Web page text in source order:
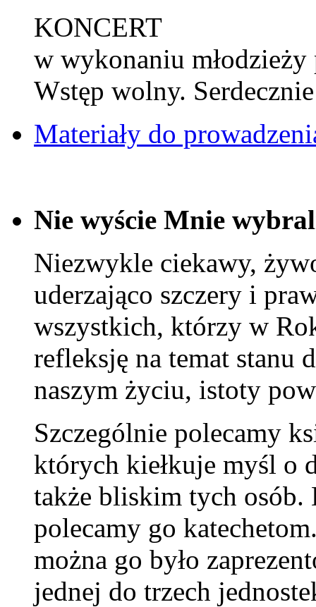
KONCERT
w wykonaniu
Wstęp wolny.
Materiały do
Nie wyście Mnie
Niezwykle ciekawy,
uderzająco szczery i
wszystkich, którzy w
refleksję na temat stanu
naszym życiu, istoty
Szczególnie polecamy
których kiełkuje myśl o
także bliskim tych osób.
polecamy go
można go było
jednej do trzech